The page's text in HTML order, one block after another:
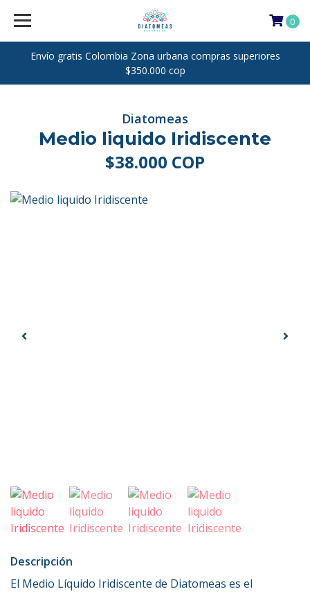
Envío gratis Colombia Zona urbana compras superiores
$350.000 cop
0
Diatomeas
Medio liquido Iridiscente
$38.000 COP
Descripción
El Medio Líquido Iridiscente de Diatomeas es el